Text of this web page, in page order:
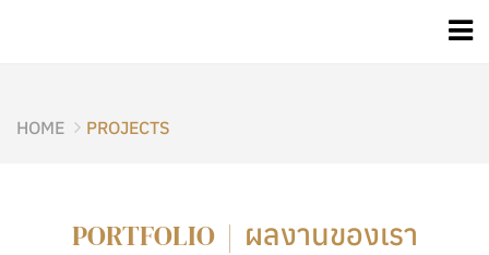
HOME PROJECTS
PORTFOLIO | ผลงานของเรา